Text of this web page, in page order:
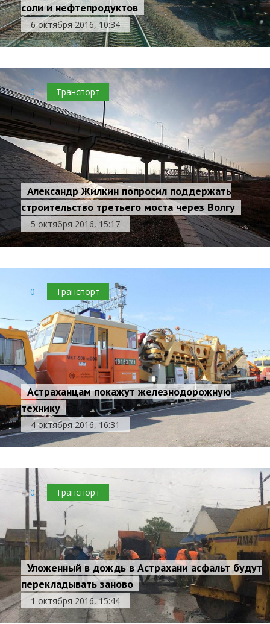
соли и нефтепродуктов
6 октября 2016, 10:34
0 Транспорт
Александр Жилкин попросил поддержать
строительство третьего моста через Волгу
5 октября 2016, 15:17
0 Транспорт
Астраханцам покажут железнодорожную
технику
4 октября 2016, 16:31
0 Транспорт
Уложенный в дождь в Астрахани асфальт будут
перекладывать заново
1 октября 2016, 15:44